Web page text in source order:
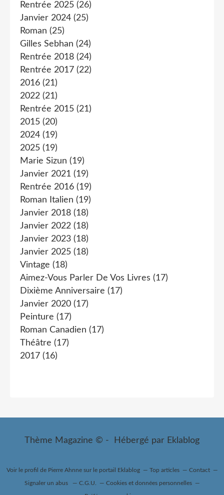
Rentrée 2025 (26)
Janvier 2024 (25)
Roman (25)
Gilles Sebhan (24)
Rentrée 2018 (24)
Rentrée 2017 (22)
2016 (21)
2022 (21)
Rentrée 2015 (21)
2015 (20)
2024 (19)
2025 (19)
Marie Sizun (19)
Janvier 2021 (19)
Rentrée 2016 (19)
Roman Italien (19)
Janvier 2018 (18)
Janvier 2022 (18)
Janvier 2023 (18)
Janvier 2025 (18)
Vintage (18)
Aimez-Vous Parler De Vos Livres (17)
Dixième Anniversaire (17)
Janvier 2020 (17)
Peinture (17)
Roman Canadien (17)
Théâtre (17)
2017 (16)
Thème Magazine © - Hébergé par Eklablog
Voir le profil de Pierre Ahnnesur le portail Eklablog Top articles Contact
Signaler un abus C.G.U. Cookies et données personnelles